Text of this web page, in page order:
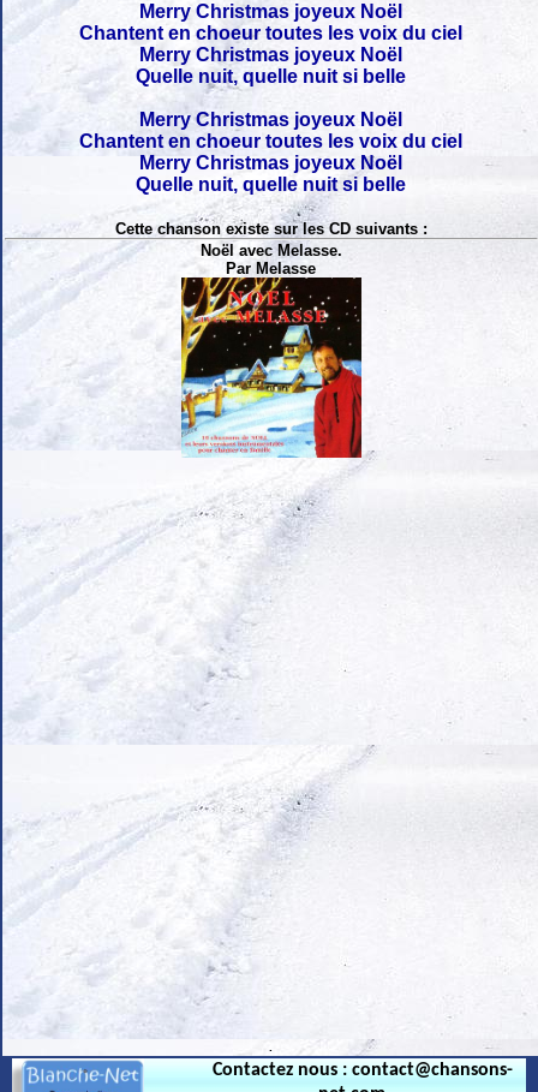
Merry Christmas joyeux Noël
Chantent en choeur toutes les voix du ciel
Merry Christmas joyeux Noël
Quelle nuit, quelle nuit si belle
Merry Christmas joyeux Noël
Chantent en choeur toutes les voix du ciel
Merry Christmas joyeux Noël
Quelle nuit, quelle nuit si belle
Cette chanson existe sur les CD suivants :
Noël avec Melasse.
Par Melasse
Contactez nous : contact@chansons-